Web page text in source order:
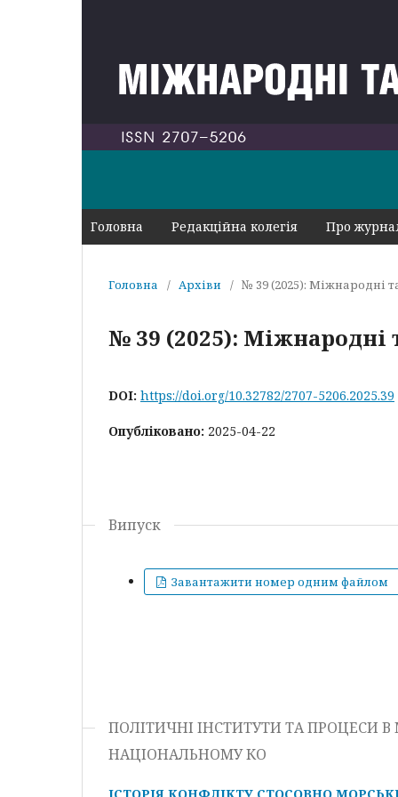
Головна Редакційна колегія Про
Головна / Архіви / № 39 (2025): Міжнародні
№ 39 (2025): Міжнародні
DOI: https://doi.org/10.32782/2707-5206.2025.39
Опубліковано: 2025-04-22
Випуск
Завантажити номер одним файлом
ПОЛІТИЧНІ ІНСТИТУТИ ТА ПРОЦЕСИ
НАЦІОНАЛЬНОМУ КО